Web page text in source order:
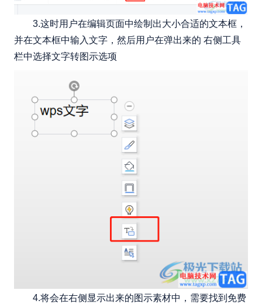
3.这时用户在编辑页面中绘制出大小合适的文本框，
并在文本框中输入文字，然后用户在弹出来的 右侧工具
栏中选择文字转图示选项
4.将会在右侧显示出来的图示素材中，需要找到免费